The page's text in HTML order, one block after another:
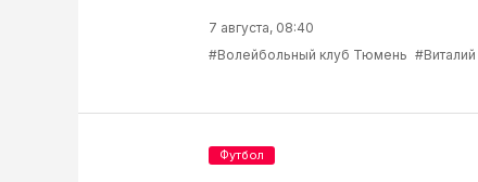
7 августа, 08:40
#Волейбольный клуб Тюмень
Футбол